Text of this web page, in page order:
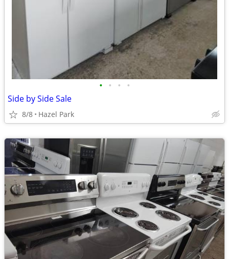
• • • •
Side by Side Sale
8/8 Hazel Park